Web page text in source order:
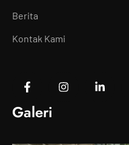
Berita
Kontak Kami
Galeri